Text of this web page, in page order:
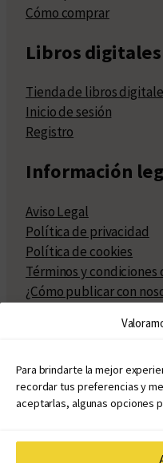
Para brindarte la mejor
recordar tus preferencias y
aceptarlas, algunas opciones
Cómo comprar
Libros digitales
Tienda de libros
Inicio de sesión
Registro
Información
Aviso Legal
Política de privacidad
Política de cookies
Términos y
¿Cómo publicar con
Políticas de publicación
Políticas de coedición
Atribuciones